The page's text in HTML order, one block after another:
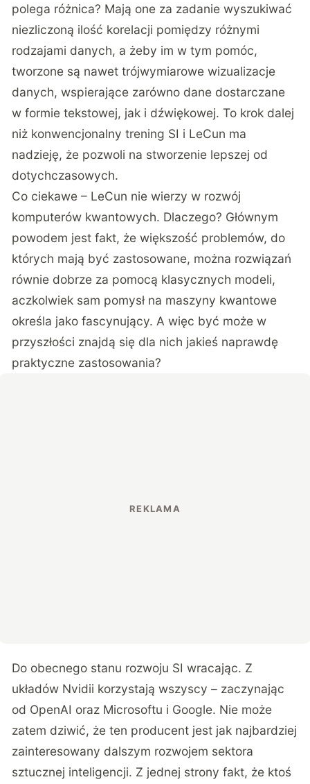
polega różnica? Mają one za zadanie wyszukiwać
niezliczoną ilość korelacji pomiędzy różnymi
rodzajami danych, a żeby im w tym pomóc,
tworzone są nawet trójwymiarowe wizualizacje
danych, wspierające zarówno dane dostarczane
w formie tekstowej, jak i dźwiękowej. To krok dalej
niż konwencjonalny trening SI i LeCun ma
nadzieję, że pozwoli na stworzenie lepszej od
dotychczasowych.
Co ciekawe – LeCun nie wierzy w rozwój
komputerów kwantowych. Dlaczego? Głównym
powodem jest fakt, że większość problemów, do
których mają być zastosowane, można rozwiązań
równie dobrze za pomocą klasycznych modeli,
aczkolwiek sam pomysł na maszyny kwantowe
określa jako fascynujący. A więc być może w
przyszłości znajdą się dla nich jakieś naprawdę
praktyczne zastosowania?
Do obecnego stanu rozwoju SI wracając. Z
układów Nvidii korzystają wszyscy – zaczynając
od OpenAI oraz Microsoftu i Google. Nie może
zatem dziwić, że ten producent jest jak najbardziej
zainteresowany dalszym rozwojem sektora
sztucznej inteligencji. Z jednej strony fakt, że ktoś